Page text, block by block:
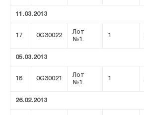
11.03.2013
17 0G30022
Лот
№1.
1
05.03.2013
18 0G30021
Лот
№1.
1
26.02.2013